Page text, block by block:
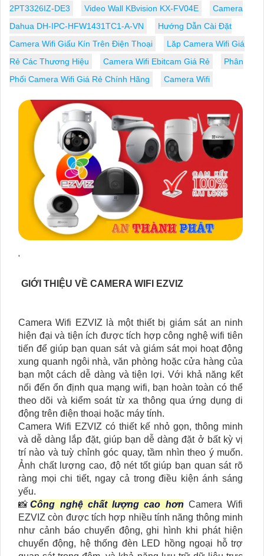
2PT3326IZ-DE3
Video Wall KBvision KX-FV04E
Camera
Dahua DH-IPC-HFW1431TC1-A-VN
Hướng Dẫn Cài Đặt
Camera Wifi Giấu Kín Trên Điện Thoại
Lăp Camera Wifi Giá
Rẻ Các Thương Hiệu
Camera Wifi Ebitcam Giá Rẻ
Phân
Phối Camera Wifi Giá Rẻ Chính Hãng
Camera Wifi
'
GIỚI THIỆU VỀ CAMERA WIFI EZVIZ
Camera Wifi EZVIZ là một thiết bị giám sát an ninh
hiện đại và tiện ích được tích hợp công nghệ wifi tiên
tiến để giúp bạn quan sát và giám sát mọi hoạt động
xung quanh ngôi nhà, văn phòng hoặc cửa hàng của
bạn một cách dễ dàng và tiện lợi. Với khả năng kết
nối đến ổn định qua mạng wifi, bạn hoàn toàn có thể
theo dõi và kiểm soát từ xa thông qua ứng dụng di
động trên điện thoại hoặc máy tính.
Camera Wifi EZVIZ có thiết kế nhỏ gọn, thông minh
và dễ dàng lắp đặt, giúp bạn dễ dàng đặt ở bất kỳ vị
trí nào và tuỳ chỉnh góc quay, tầm nhìn theo ý muốn.
Ảnh chất lượng cao, độ nét tốt giúp bạn quan sát rõ
ràng mọi chi tiết, ngay cả trong điều kiện ánh sáng
yếu.
📸Công nghệ chất lượng cao hơn Camera Wifi
EZVIZ còn được tích hợp nhiều tính năng thông minh
như cảnh báo chuyển động, ghi hình khi phát hiện
chuyển động, hệ thống đèn LED hồng ngoại hỗ trợ